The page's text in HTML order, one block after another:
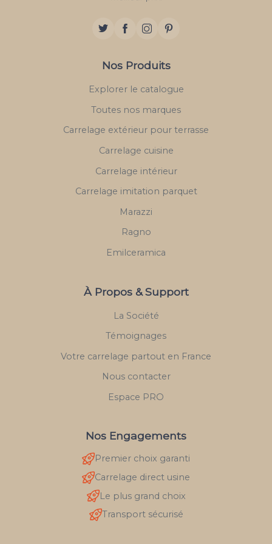
Nos Produits
Explorer le catalogue
Toutes nos marques
Carrelage extérieur pour terrasse
Carrelage cuisine
Carrelage intérieur
Carrelage imitation parquet
Marazzi
Ragno
Emilceramica
À Propos & Support
La Société
Témoignages
Votre carrelage partout en France
Nous contacter
Espace PRO
Nos Engagements
Premier choix garanti
Carrelage direct usine
Le plus grand choix
Transport sécurisé